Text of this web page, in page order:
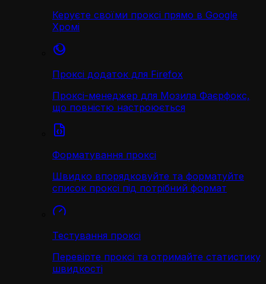
Керуєте своїми проксі прямо в Google
Хромі
Проксі додаток для Firefox
Проксі-менеджер для Мозила Фаєрфокс,
що повністю настроюється
Форматування проксі
Швидко впорядковуйте та форматуйте
список проксі під потрібний формат
Тестування проксі
Перевірте проксі та отримайте статистику
швидкості